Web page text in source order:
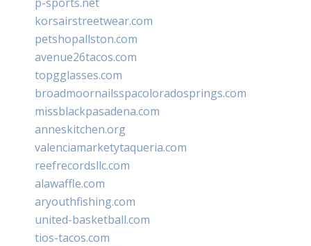
korsairstreetwear.com
petshopallston.com
avenue26tacos.com
topgglasses.com
broadmoornailsspacoloradosprings.com
missblackpasadena.com
anneskitchen.org
valenciamarketytaqueria.com
reefrecordsllc.com
alawaffle.com
aryouthfishing.com
united-basketball.com
tios-tacos.com